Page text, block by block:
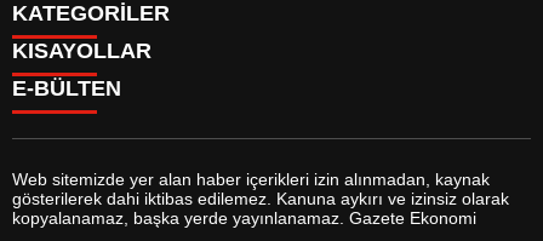
KATEGORİLER
GÜNDEM
DÜNYA
SİYASET
MAGAZİN
SAĞLIK
EĞİTİM
YAŞAM
KISAYOLLAR
BURÇLAR
FİKSTÜR
FİRMA EKLE
FİRMA REHBERİ
E-BÜLTEN
gazeteekonomi.com e-bültenine abone olarak, tarafınıza haber,
Web sitemizde yer alan haber içerikleri izin alınmadan, kaynak
gösterilerek dahi iktibas edilemez. Kanuna aykırı ve izinsiz olarak
kopyalanamaz, başka yerde yayınlanamaz. Gazete Ekonomi